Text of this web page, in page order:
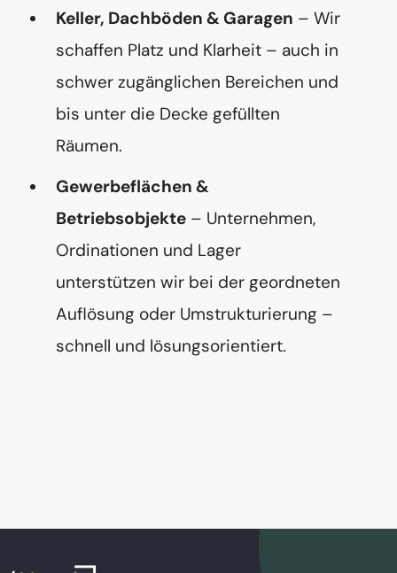
Keller, Dachböden & Garagen – Wir
schaffen Platz und Klarheit – auch in
schwer zugänglichen Bereichen und
bis unter die Decke gefüllten
Räumen.
Gewerbeflächen &
Betriebsobjekte – Unternehmen,
Ordinationen und Lager
unterstützen wir bei der geordneten
Auflösung oder Umstrukturierung –
schnell und lösungsorientiert.